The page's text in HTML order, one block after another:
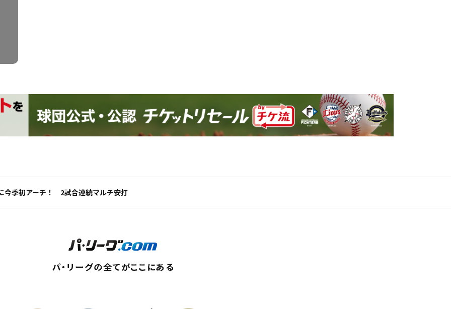
今季初アーチ！ 2試合連続マルチ安打